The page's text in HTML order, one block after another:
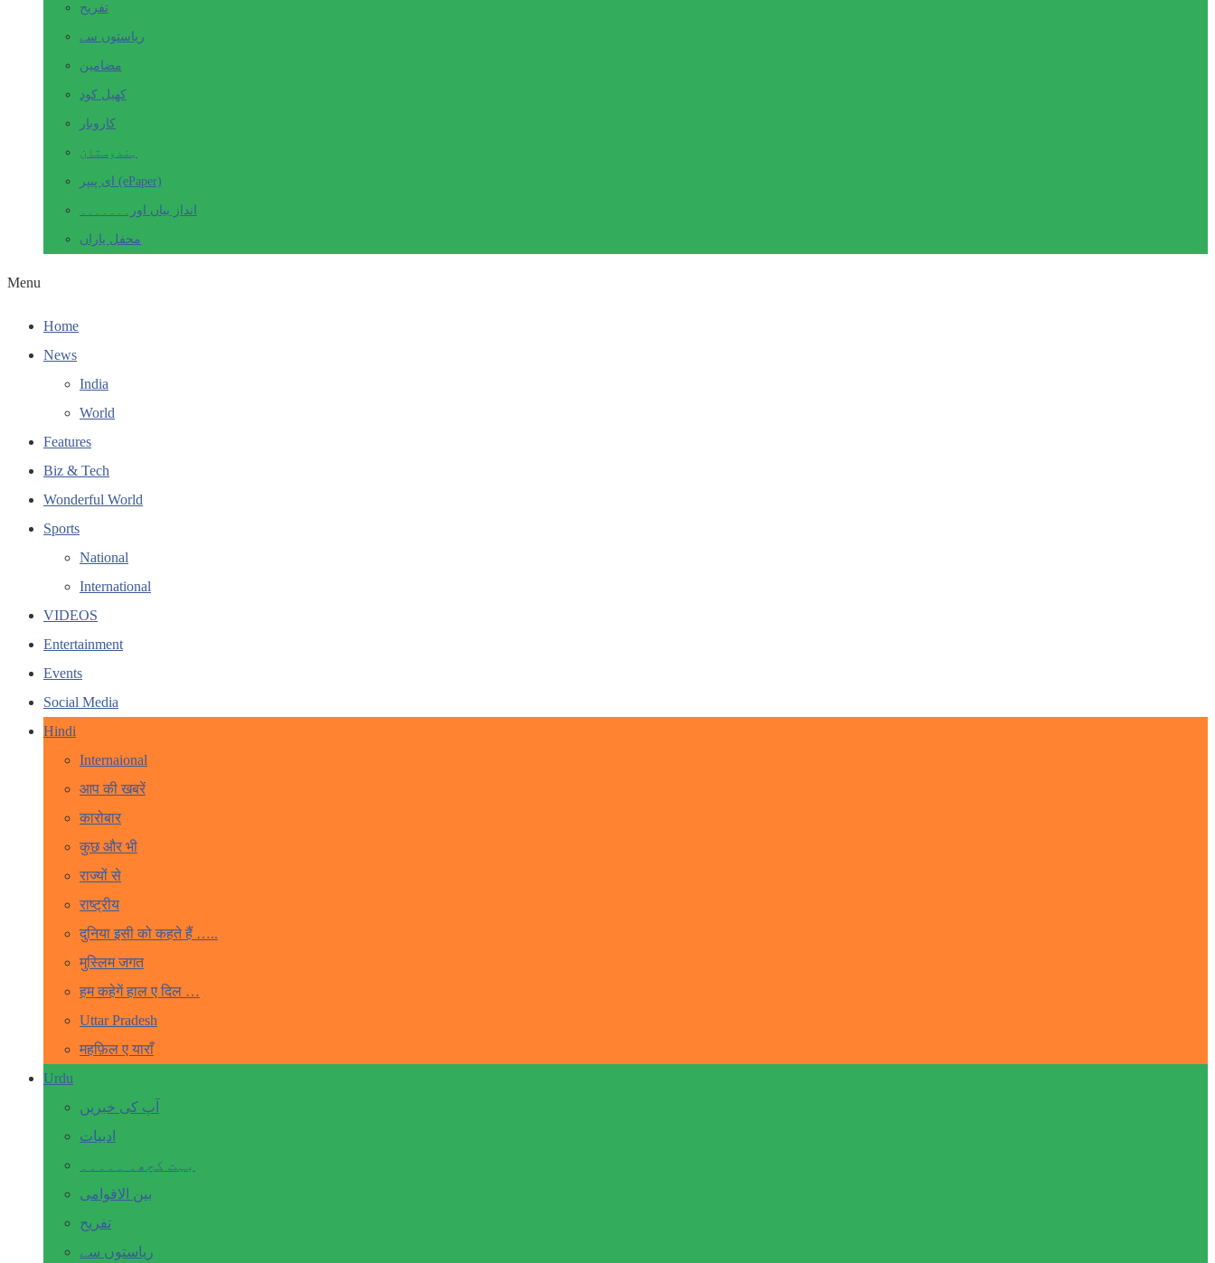
تفریح
ریاستوں سے
مضامین
کھیل کود
کاروبار
ہندوستان
ای پیپر (ePaper)
انداز بیاں اور۔۔۔۔۔۔۔
محفل یاراں
Menu
Home
News
India
World
Features
Biz & Tech
Wonderful World
Sports
National
International
VIDEOS
Entertainment
Events
Social Media
Hindi
Internaional
आप की खबरें
कारोबार
कुछ और भी
राज्यों से
राष्ट्रीय
दुनिया इसी को कहते हैं …..
मुस्लिम जगत
हम कहेगें हाल ए दिल …
Uttar Pradesh
महफ़िल ए याराँ
Urdu
آپ کی خبریں
ادبیات
بہت کچھ۔ ۔۔۔۔۔
بین الاقوامی
تفریح
ریاستوں سے